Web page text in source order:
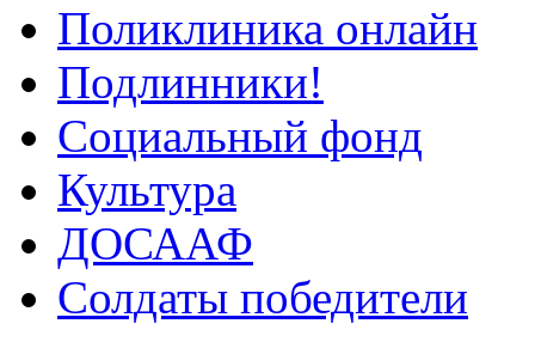
Поликлиника онлайн
Подлинники!
Социальный фонд
Культура
ДОСААФ
Солдаты победители